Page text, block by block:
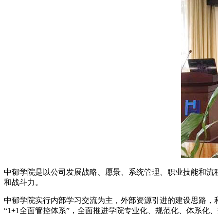
中郁学院是以公司发展战略、愿景、系统管理、职业技能和
和战斗力。
中郁学院实行内部学习交流为主，外部资源引进的建设思路
“1+1全面管控体系”，全面推进学院专业化、规范化、体系化